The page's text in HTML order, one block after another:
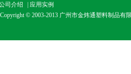
司介绍
应用实例
Copyright © 2003-2013 广州市金炜通塑料制品有